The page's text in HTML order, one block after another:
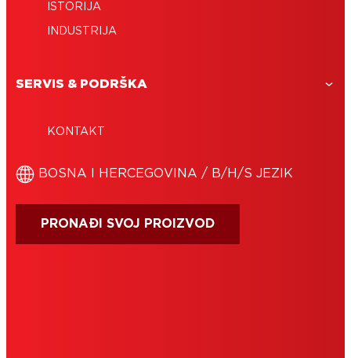
ISTORIJA
INDUSTRIJA
SERVIS & PODRŠKA
KONTAKT
BOSNA I HERCEGOVINA / B/H/S JEZIK
PRONAĐI SVOJ PROIZVOD